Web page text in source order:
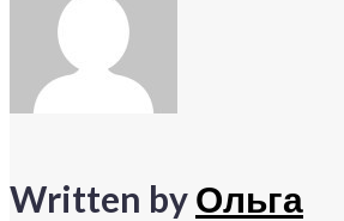
Written byОльга